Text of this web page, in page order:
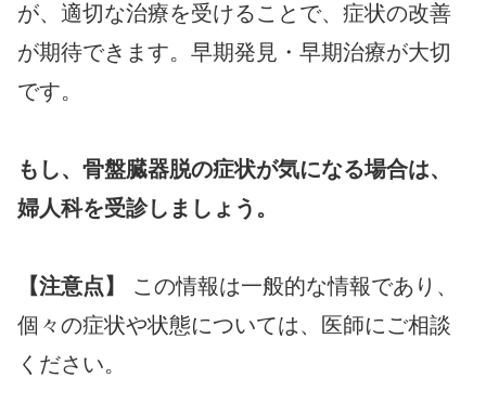
が、適切な治療を受けることで、症状の改善
が期待できます。早期発見・早期治療が大切
です。
もし、骨盤臓器脱の症状が気になる場合は、
婦人科を受診しましょう。
【注意点】
この情報は一般的な情報であり、
個々の症状や状態については、医師にご相談
ください。